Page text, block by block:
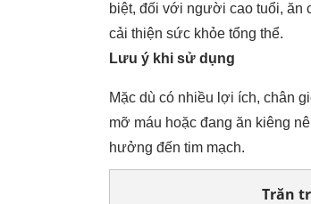
biệt, đối với người cao tuổi, ăn
cải thiện sức khỏe tổng thể.
Lưu ý khi sử dụng
Mặc dù có nhiều lợi ích, chân
mỡ máu hoặc đang ăn kiêng
hưởng đến tim mạch.
Trăn